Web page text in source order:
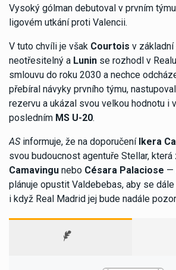
Vysoký gólman debutoval v prvním
ligovém utkání proti Valencii.
V tuto chvíli je však Courtois v
neotřesitelný a Lunin se rozhodl v
smlouvu do roku 2030 a nechce
přebíral návyky prvního týmu,
rezervu a ukázal svou velkou hodnotu i
posledním MS U-20.
ASinformuje, že na doporučení Ikera
svou budoucnost agentuře Stellar,
Camavingu nebo Césara Palaciose —
plánuje opustit Valdebebas, aby se
i když Real Madrid jej bude nadále